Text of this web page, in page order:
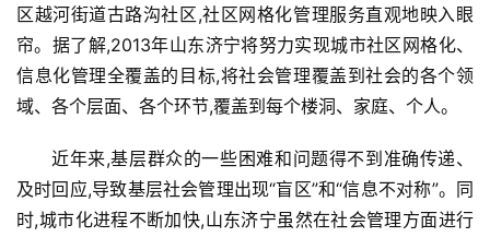
区越河街道古路沟社区,社区网格化管理服务直观地映入眼
帘。据了解,2013年山东济宁将努力实现城市社区网格化、
信息化管理全覆盖的目标,将社会管理覆盖到社会的各个领
域、各个层面、各个环节,覆盖到每个楼洞、家庭、个人。
近年来,基层群众的一些困难和问题得不到准确传递、
及时回应,导致基层社会管理出现“盲区”和“信息不对称”。同
时,城市化进程不断加快,山东济宁虽然在社会管理方面进行